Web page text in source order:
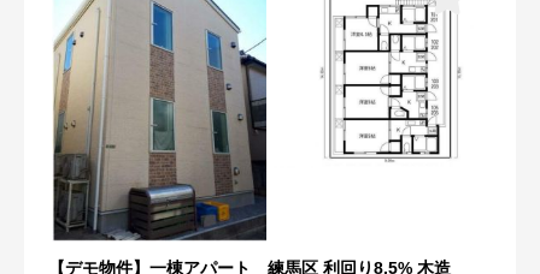
【デモ物件】一棟アパート 練馬区 利回り8.5% 木造